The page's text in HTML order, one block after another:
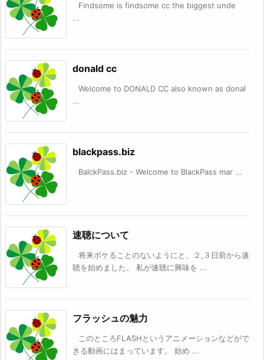
Findsome is findsome cc the biggest unde
...
donald cc
Welcome to DONALD CC also known as donal
...
blackpass.biz
BalckPass.biz - Welcome to BlackPass mar ...
速聴について
将来ボケることのないようにと、２,３日前から速
聴を始めました。 私が速聴に興味を ...
フラッシュの魅力
このところFLASHというアニメーションなどがで
きる動画にはまっています。 始め ...